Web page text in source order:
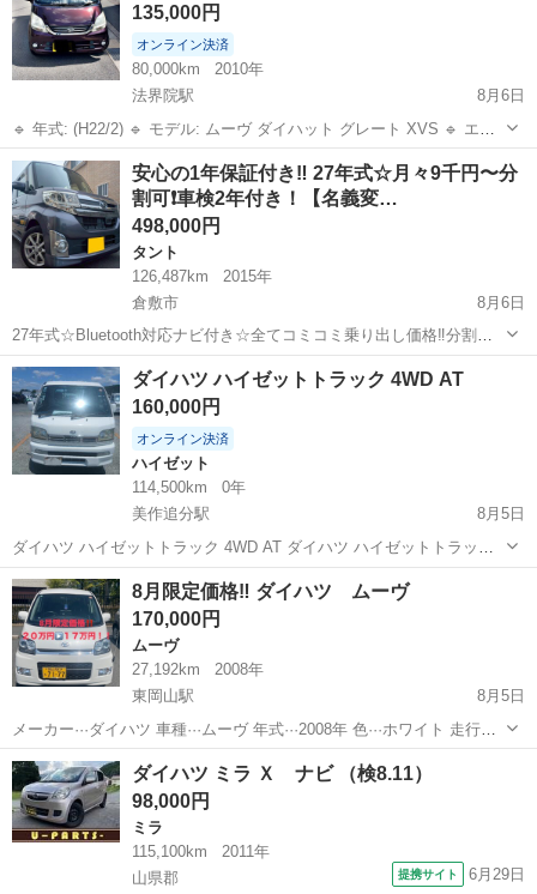
ト ＣＶＴ ミュ...135,000円
オンライン決済
80,000km
2010年
法界院駅
8月6日
🔹 年式: (H22/2) 🔹 モデル: ムーヴ ダイハット グレート XVS 🔹 エン
ジン: 660cc / ガソリン 🔹 トランスミッション: IAT (オートマチック)
🔹 駆動方式: 2WD 🔹 走行距離: 80,0...
岡山 岡山市 法界院駅 ダイハツ 令和
安心の1年保証付き‼️ 27年式☆月々9千円〜分
割可❗️車検2年付き！【名義変…
498,000円
タント
126,487km
2015年
倉敷市
8月6日
27年式☆Bluetooth対応ナビ付き☆全てコミコミ乗り出し価格‼️分割可❗️
車検2年付き！【名義変更代込み】広い車内！大人気‼️ダイハツ タント
カスタム X SA2☆Bluetooth対応ナビ付き☆走行中DVD見れます...
岡山 倉敷市 タント 走行距離
ダイハツ ハイゼットトラック 4WD AT
160,000円
オンライン決済
ハイゼット
114,500km
0年
美作追分駅
8月5日
ダイハツ ハイゼットトラック 4WD AT ダイハツ ハイゼットトラック
4WD オートマチック（AT） 走行距離：約114,500km 白色 荷台シート
付き エンジン始動・走行良好 内装は年式相応で比較的きれいです 外
装に...
岡山 苫田郡 美作追分駅 ハイゼット トラック
8月限定価格‼️ ダイハツ ムーヴ
170,000円
ムーヴ
27,192km
2008年
東岡山駅
8月5日
メーカー···ダイハツ 車種···ムーヴ 年式···2008年 色···ホワイト 走行距
離···27,192km (多少伸びます) 修復歴···修復歴なし ボディタイプ···軽自
動車 車検有効期限 年···2027 月··...
岡山 岡山市 東岡山駅 ミッション
ダイハツ ミラ Ｘ ナビ （検8.11）
98,000円
ミラ
115,100km
2011年
山県郡
提携サイト 6月29日